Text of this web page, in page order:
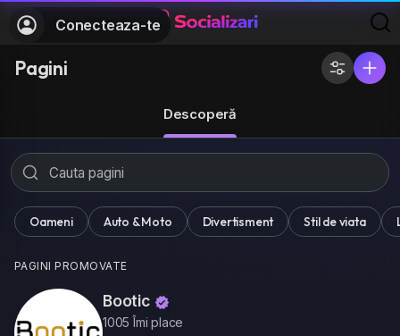
Conecteaza-te
Pagini
Descoperă
Oameni Auto & Moto Divertisment Stil de viata
PAGINI PROMOVATE
Bootic
1005 Îmi place